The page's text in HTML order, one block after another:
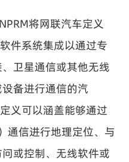
将网联汽车定义
件系统集成以通过专
卫星通信或其他无线
备进行通信的汽
义可以涵盖能够通过
通信进行地理定位、与
或控制、无线软件或